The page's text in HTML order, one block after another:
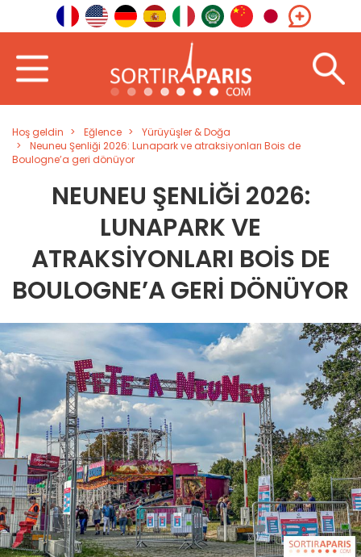
Hoş geldin Eğlence
Yürüyüşler & Doğa
Neuneu Şenliği 2026: Lunapark ve atraksiyonları Bois de
Boulogne’a geri dönüyor
NEUNEU ŞENLIĞI 2026:
LUNAPARK VE
ATRAKSIYONLARI BOIS DE
BOULOGNE’A GERI DÖNÜYOR